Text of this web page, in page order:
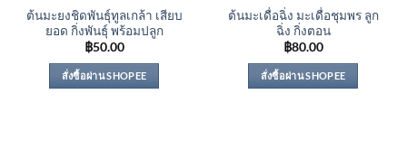
ต้นมะยงชิดพันธุ์ทูลเกล้า เสียบ
ยอด กิ่งพันธุ์ พร้อมปลูก
฿50.00
สั่งซื้อผ่าน SHOPEE
ต้นมะเดื่อฉิ่ง มะเดื่อชุมพร ลูก
ฉิ่ง กิ่งตอน
฿80.00
สั่งซื้อผ่าน SHOPEE